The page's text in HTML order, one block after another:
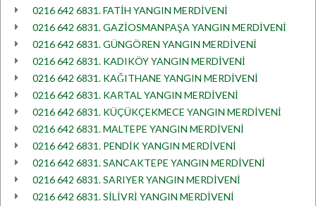
0216 642 6831. FATİH YANGIN MERDİVENİ
0216 642 6831. GAZİOSMANPAŞA YANGIN MERDİVENİ
0216 642 6831. GÜNGÖREN YANGIN MERDİVENİ
0216 642 6831. KADIKÖY YANGIN MERDİVENİ
0216 642 6831. KAĞITHANE YANGIN MERDİVENİ
0216 642 6831. KARTAL YANGIN MERDİVENİ
0216 642 6831. KÜÇÜKÇEKMECE YANGIN MERDİVENİ
0216 642 6831. MALTEPE YANGIN MERDİVENİ
0216 642 6831. PENDİK YANGIN MERDİVENİ
0216 642 6831. SANCAKTEPE YANGIN MERDİVENİ
0216 642 6831. SARIYER YANGIN MERDİVENİ
0216 642 6831. SİLİVRİ YANGIN MERDİVENİ